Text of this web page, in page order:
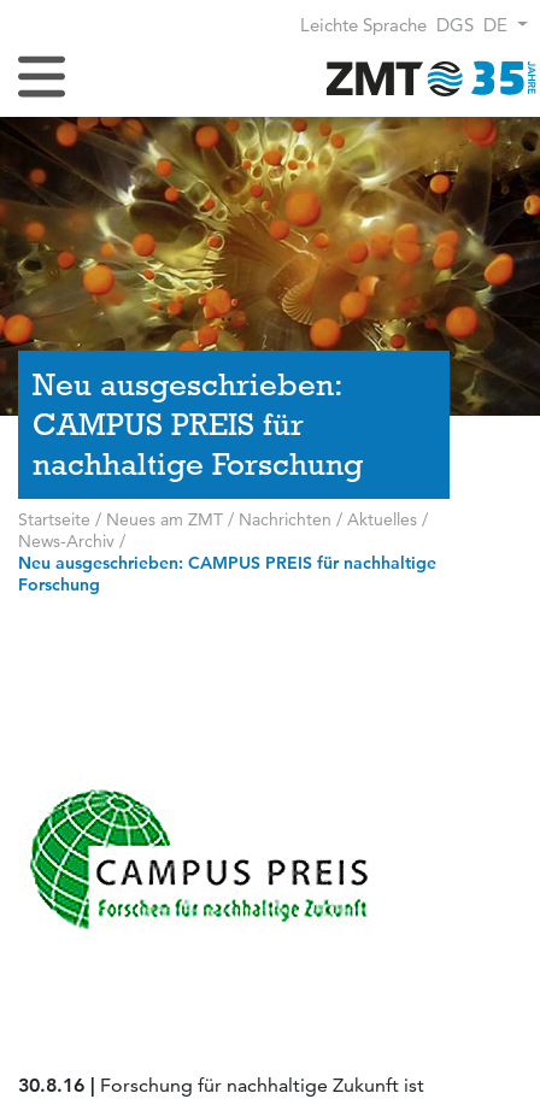
Leichte Sprache DGS DE
Navigation umschalten
Neu ausgeschrieben:
CAMPUS PREIS für
nachhaltige Forschung
Startseite / Neues am ZMT / Nachrichten / Aktuelles /
News-Archiv /
Neu ausgeschrieben: CAMPUS PREIS für nachhaltige
Forschung
30.8.16 | Forschung für nachhaltige Zukunft ist